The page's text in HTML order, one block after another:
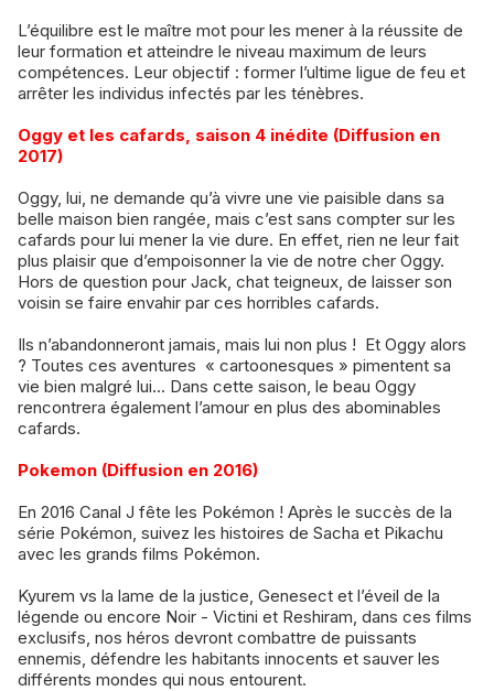
L’équilibre est le maître mot pour les mener à la réussite de
leur formation et atteindre le niveau maximum de leurs
compétences. Leur objectif : former l’ultime ligue de feu et
arrêter les individus infectés par les ténèbres.
Oggy et les cafards, saison 4 inédite (Diffusion en
2017)
Oggy, lui, ne demande qu’à vivre une vie paisible dans sa
belle maison bien rangée, mais c’est sans compter sur les
cafards pour lui mener la vie dure. En effet, rien ne leur fait
plus plaisir que d’empoisonner la vie de notre cher Oggy.
Hors de question pour Jack, chat teigneux, de laisser son
voisin se faire envahir par ces horribles cafards.
Ils n’abandonneront jamais, mais lui non plus ! Et Oggy alors
? Toutes ces aventures « cartoonesques » pimentent sa
vie bien malgré lui... Dans cette saison, le beau Oggy
rencontrera également l’amour en plus des abominables
cafards.
Pokemon (Diffusion en 2016)
En 2016 Canal J fête les Pokémon ! Après le succès de la
série Pokémon, suivez les histoires de Sacha et Pikachu
avec les grands films Pokémon.
Kyurem vs la lame de la justice, Genesect et l’éveil de la
légende ou encore Noir - Victini et Reshiram, dans ces films
exclusifs, nos héros devront combattre de puissants
ennemis, défendre les habitants innocents et sauver les
différents mondes qui nous entourent.